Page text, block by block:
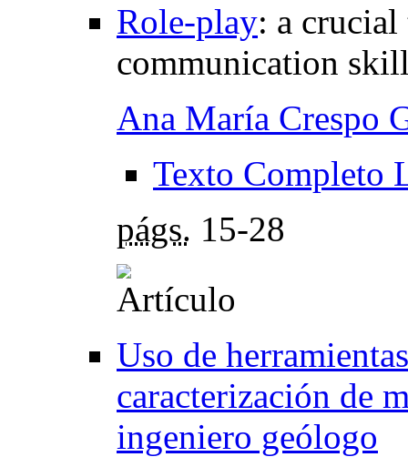
Role-play: a
communication
Ana María Crespo
Texto Completo
págs. 15-28
Uso de
caracterización de
ingeniero geólogo